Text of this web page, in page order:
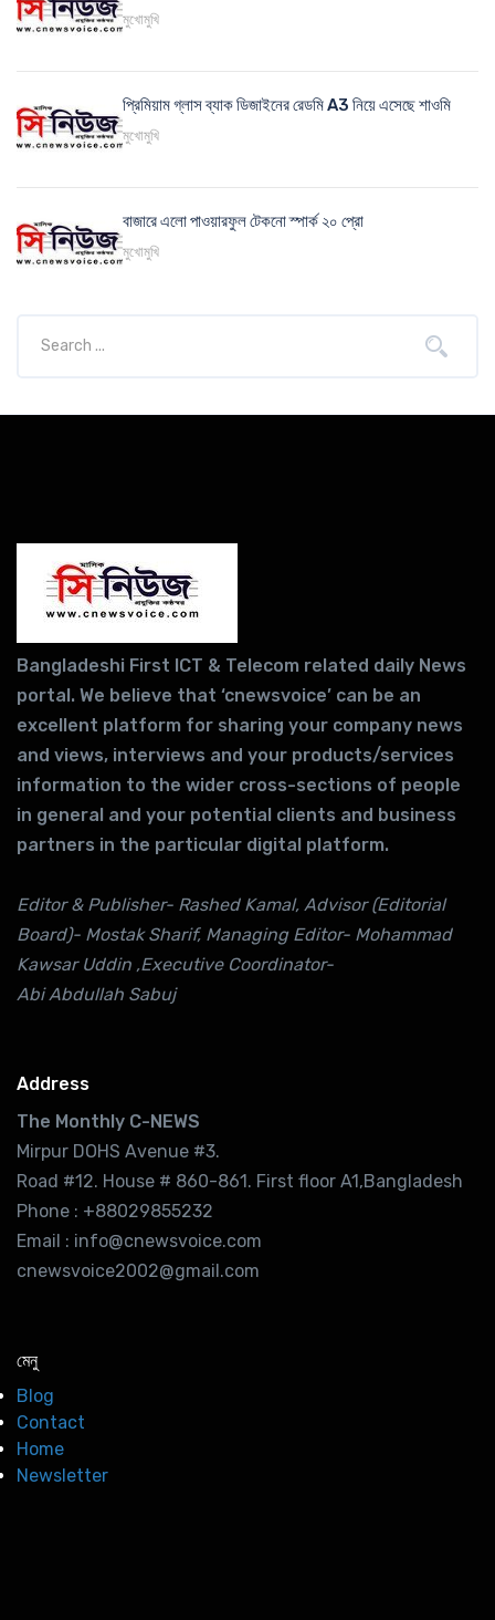
মুখোমুখি
প্রিমিয়াম গ্লাস ব্যাক ডিজাইনের রেডমি A3 নিয়ে এসেছে শাওমি
মুখোমুখি
বাজারে এলো পাওয়ারফুল টেকনো স্পার্ক ২০ প্রো
মুখোমুখি
Bangladeshi First ICT & Telecom related daily News
portal. We believe that ‘cnewsvoice’ can be an
excellent platform for sharing your company news
and views, interviews and your products/services
information to the wider cross-sections of people
in general and your potential clients and business
partners in the particular digital platform.
Editor & Publisher- Rashed Kamal, Advisor (Editorial
Board)- Mostak Sharif, Managing Editor- Mohammad
Kawsar Uddin ,Executive Coordinator-
Abi Abdullah Sabuj
Address
The Monthly C-NEWS
Mirpur DOHS Avenue #3.
Road #12. House # 860-861. First floor A1,Bangladesh
Phone : +88029855232
Email : info@cnewsvoice.com
cnewsvoice2002@gmail.com
মেনু
Blog
Contact
Home
Newsletter